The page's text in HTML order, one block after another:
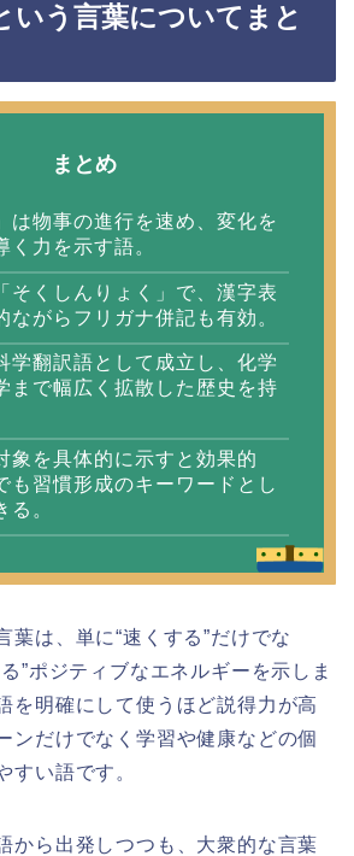
いう言葉についてまと
まとめ
は物事の進行を速め、変化を
く力を示す語。
そくしんりょく」で、漢字表
ながらフリガナ併記も有効。
学翻訳語として成立し、化学
まで幅広く拡散した歴史を持
象を具体的に示すと効果的
も習慣形成のキーワードとし
る。
葉は、単に“速くする”だけでな
”ポジティブなエネルギーを示しま
を明確にして使うほど説得力が高
ンだけでなく学習や健康などの個
すい語です。
から出発しつつも、大衆的な言葉